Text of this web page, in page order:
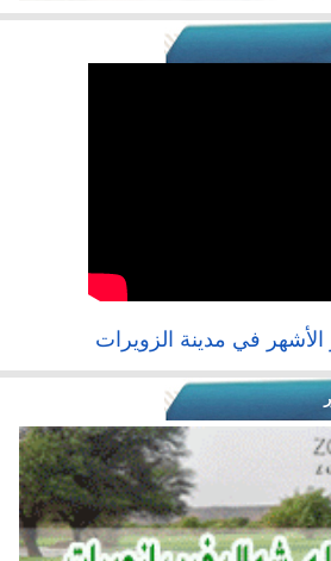
الأشهر في مدينة الزويرات